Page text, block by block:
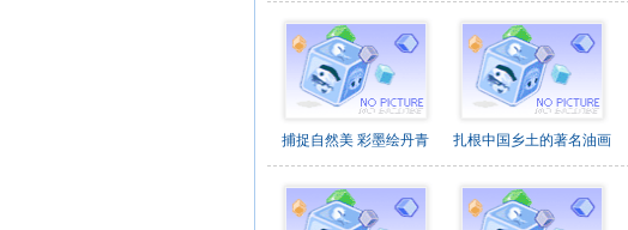
捕捉自然美 彩墨绘丹青 扎根中国乡土的著名油画